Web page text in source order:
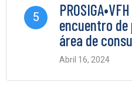
5
encuentro
área de
Abril 16, 2024